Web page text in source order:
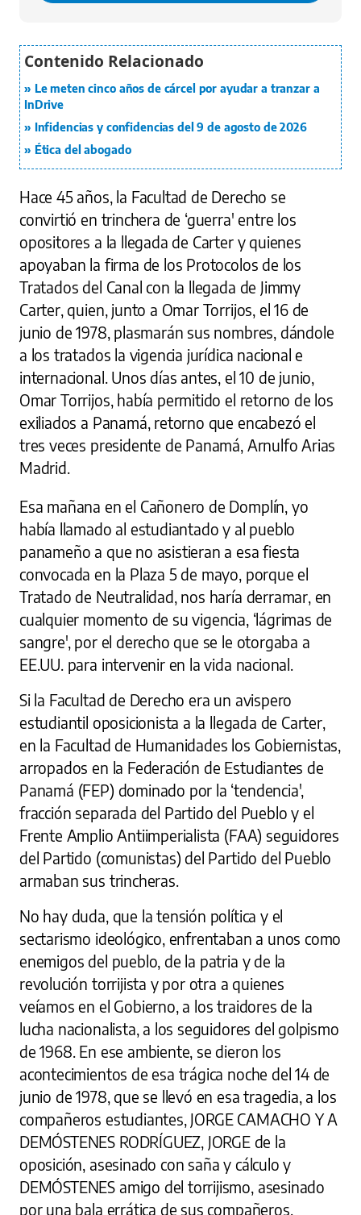
Le meten cinco años de cárcel por ayudar a tranzar a
InDrive
Infidencias y confidencias del 9 de agosto de 2026
Ética del abogado
Hace 45 años, la Facultad de Derecho se
convirtió en trinchera de ‘guerra' entre los
opositores a la llegada de Carter y quienes
apoyaban la firma de los Protocolos de los
Tratados del Canal con la llegada de Jimmy
Carter, quien, junto a Omar Torrijos, el 16 de
junio de 1978, plasmarán sus nombres, dándole
a los tratados la vigencia jurídica nacional e
internacional. Unos días antes, el 10 de junio,
Omar Torrijos, había permitido el retorno de los
exiliados a Panamá, retorno que encabezó el
tres veces presidente de Panamá, Arnulfo Arias
Madrid.
Esa mañana en el Cañonero de Domplín, yo
había llamado al estudiantado y al pueblo
panameño a que no asistieran a esa fiesta
convocada en la Plaza 5 de mayo, porque el
Tratado de Neutralidad, nos haría derramar, en
cualquier momento de su vigencia, ‘lágrimas de
sangre', por el derecho que se le otorgaba a
EE.UU. para intervenir en la vida nacional.
Si la Facultad de Derecho era un avispero
estudiantil oposicionista a la llegada de Carter,
en la Facultad de Humanidades los Gobiernistas,
arropados en la Federación de Estudiantes de
Panamá (FEP) dominado por la ‘tendencia',
fracción separada del Partido del Pueblo y el
Frente Amplio Antiimperialista (FAA) seguidores
del Partido (comunistas) del Partido del Pueblo
armaban sus trincheras.
No hay duda, que la tensión política y el
sectarismo ideológico, enfrentaban a unos como
enemigos del pueblo, de la patria y de la
revolución torrijista y por otra a quienes
veíamos en el Gobierno, a los traidores de la
lucha nacionalista, a los seguidores del golpismo
de 1968. En ese ambiente, se dieron los
acontecimientos de esa trágica noche del 14 de
junio de 1978, que se llevó en esa tragedia, a los
compañeros estudiantes, JORGE CAMACHO Y A
DEMÓSTENES RODRÍGUEZ, JORGE de la
oposición, asesinado con saña y cálculo y
DEMÓSTENES amigo del torrijismo, asesinado
por una bala errática de sus compañeros.